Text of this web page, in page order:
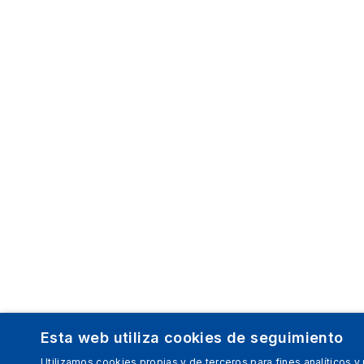
Esta web utiliza cookies de seguimiento